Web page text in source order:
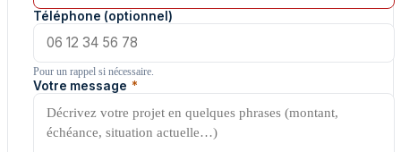
Téléphone (optionnel)
Pour un rappel si nécessaire.
Votre message *